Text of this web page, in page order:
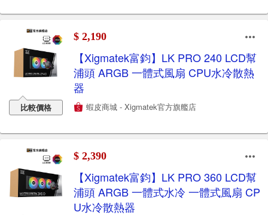
比較價格
$ 2,190
【Xigmatek富鈞】LK PRO 240 LCD幫
浦頭 ARGB 一體式風扇 CPU水冷散熱
器
蝦皮商城 - Xigmatek官方旗艦店
$ 2,390
【Xigmatek富鈞】LK PRO 360 LCD幫
浦頭 ARGB 一體式水冷 一體式風扇 CP
U水冷散熱器